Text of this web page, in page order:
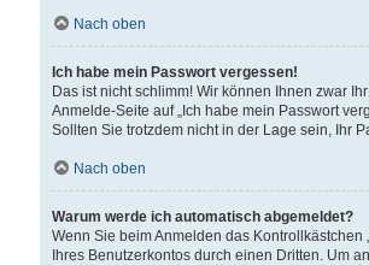
Nach oben
Ich habe mein Passwort vergessen!
Das ist nicht schlimm! Wir können Ihnen zwar
Anmelde-Seite auf „Ich habe mein Passwort
Sollten Sie trotzdem nicht in der Lage sein, Ihr
Nach oben
Warum werde ich automatisch abgemeldet?
Wenn Sie beim Anmelden das
Ihres Benutzerkontos durch einen Dritten. Um